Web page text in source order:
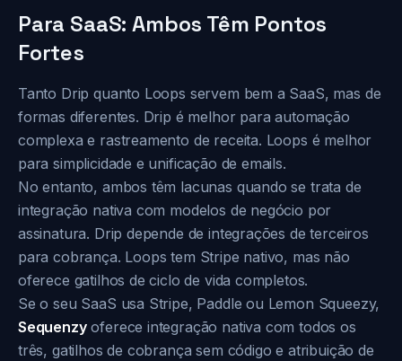
Para SaaS: Ambos Têm Pontos
Fortes
Tanto Drip quanto Loops servem bem a SaaS, mas de
formas diferentes. Drip é melhor para automação
complexa e rastreamento de receita. Loops é melhor
para simplicidade e unificação de emails.
No entanto, ambos têm lacunas quando se trata de
integração nativa com modelos de negócio por
assinatura. Drip depende de integrações de terceiros
para cobrança. Loops tem Stripe nativo, mas não
oferece gatilhos de ciclo de vida completos.
Se o seu SaaS usa Stripe, Paddle ou Lemon Squeezy,
Sequenzyoferece integração nativa com todos os
três, gatilhos de cobrança sem código e atribuição de